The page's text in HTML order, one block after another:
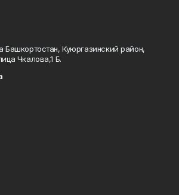
Башкортостан, Куюргазинский район,
Чкалова,1 Б.